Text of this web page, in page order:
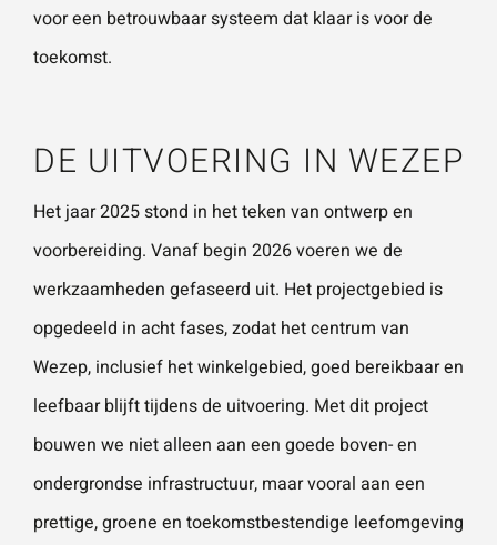
voor een betrouwbaar systeem dat klaar is voor de
toekomst.
DE UITVOERING IN WEZEP
Het jaar 2025 stond in het teken van ontwerp en
voorbereiding. Vanaf begin 2026 voeren we de
werkzaamheden gefaseerd uit. Het projectgebied is
opgedeeld in acht fases, zodat het centrum van
Wezep, inclusief het winkelgebied, goed bereikbaar en
leefbaar blijft tijdens de uitvoering. Met dit project
bouwen we niet alleen aan een goede boven- en
ondergrondse infrastructuur, maar vooral aan een
prettige, groene en toekomstbestendige leefomgeving